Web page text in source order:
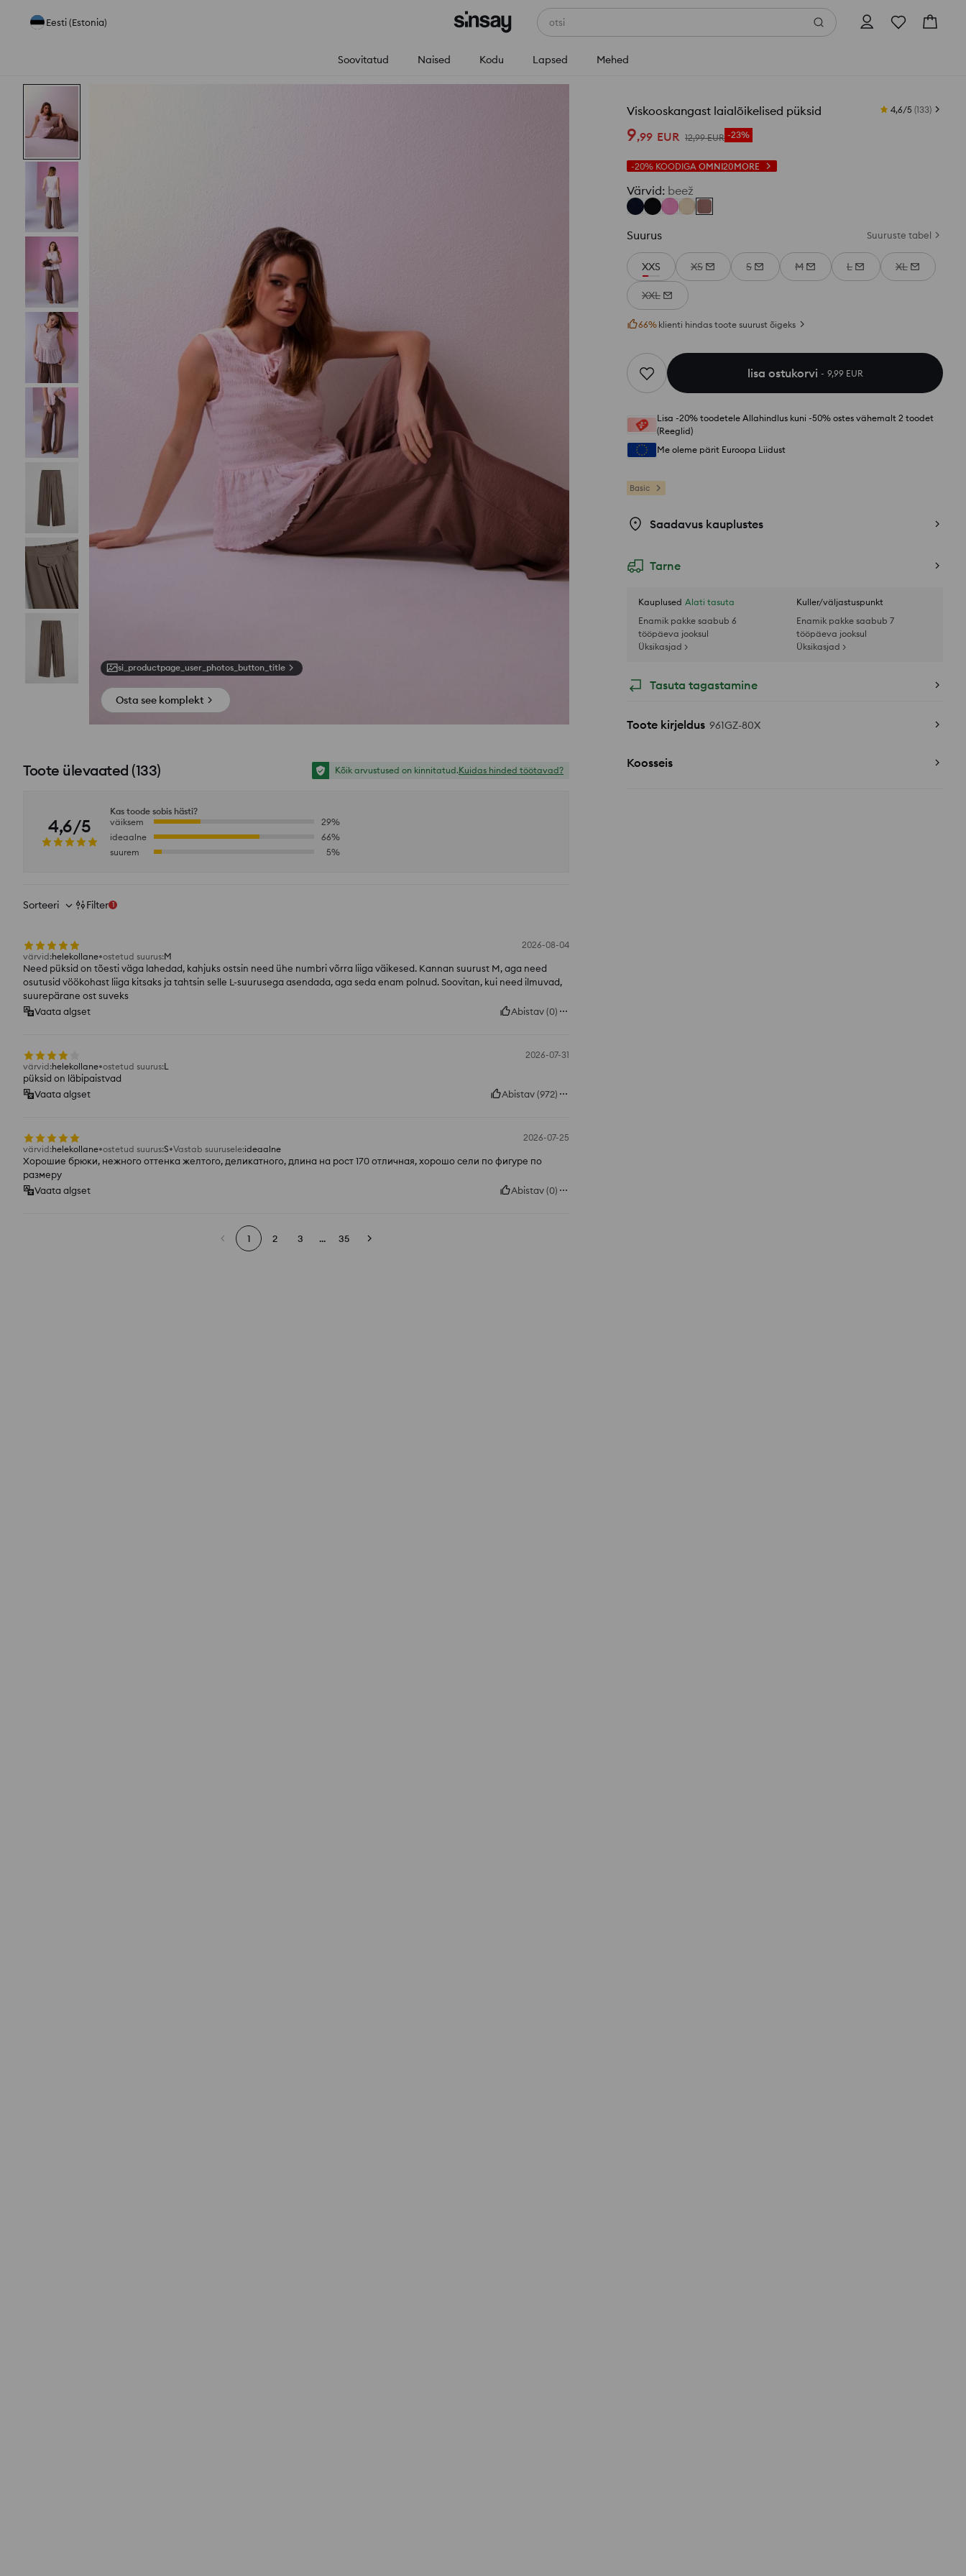
Eesti (Estonia) otsi
Soovitatud Naised Kodu Lapsed Mehed
Viskooskangast laialõikelised püksid 4,6/5 (133)
9,99 EUR 12,99 EUR -23%
-20% KOODIGA OMNI20MORE
Värvid: beež
Suurus Suuruste tabel
XXS XS S M L XL
XXL
66% klienti hindas toote suurust õigeks
lisa ostukorvi 9,99 EUR
Lisa -20% toodetele Allahindlus kuni -50% ostes vähemalt 2 toodet
(Reeglid)
Me oleme pärit Euroopa Liidust
Basic
Saadavus kauplustes
Tarne
Kauplused Alati tasuta
Enamik pakke saabub 6
tööpäeva jooksul
Üksikasjad >
Kuller/väljastuspunkt
Enamik pakke saabub 7
tööpäeva jooksul
Üksikasjad >
Tasuta tagastamine
Toote kirjeldus 961GZ-80X
Koosseis
si_productpage_user_photos_button_title
Osta see komplekt
Toote ülevaated (133) Kõik arvustused on kinnitatud.Kuidas hinded töötavad?
4,6/5
Kas toode sobis hästi?
väiksem
29%
ideaalne
66%
suurem
5%
Sorteeri Filter 1
2026-08-04
värvid:helekollane ostetud suurus:M
Need püksid on tõesti väga lahedad, kahjuks ostsin need ühe numbri võrra liiga väikesed. Kannan suurust M, aga need
osutusid vöökohast liiga kitsaks ja tahtsin selle L-suurusega asendada, aga seda enam polnud. Soovitan, kui need ilmuvad,
suurepärane ost suveks
Vaata algset
Abistav(0)
2026-07-31
värvid:helekollane ostetud suurus:L
püksid on läbipaistvad
Vaata algset
Abistav(972)
2026-07-25
värvid:helekollane ostetud suurus:S Vastab suurusele:ideaalne
Хорошие брюки, нежного оттенка желтого, деликатного, длина на рост 170 отличная, хорошо сели по фигуре по
размеру
Vaata algset
Abistav(0)
1 2 3 ... 35